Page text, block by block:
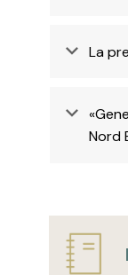
La
Nord